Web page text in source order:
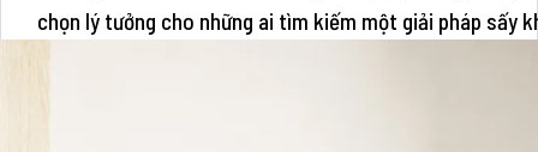
chọn lý tưởng cho những ai tìm kiếm một giải pháp sấy